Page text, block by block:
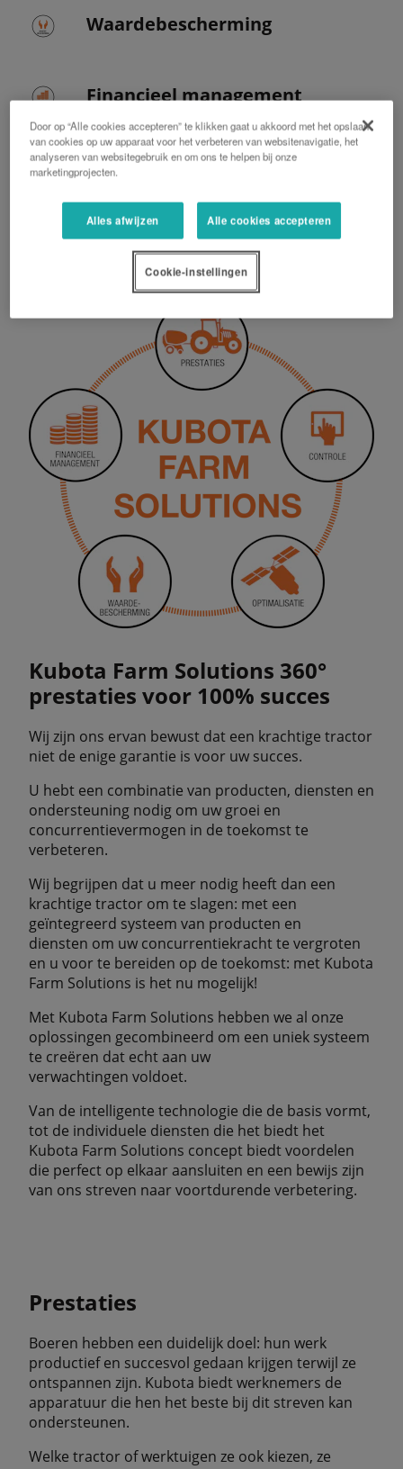
Waardebescherming
Financieel management
Prestaties
Kubota Farm Solutions 360°
prestaties voor 100% succes
Wij zijn ons ervan bewust dat een krachtige tractor
niet de enige garantie is voor uw succes.
U hebt een combinatie van producten, diensten en
ondersteuning nodig om uw groei en
concurrentievermogen in de toekomst te
verbeteren.
Wij begrijpen dat u meer nodig heeft dan een
krachtige tractor om te slagen: met een
geïntegreerd systeem van producten en
diensten om uw concurrentiekracht te vergroten
en u voor te bereiden op de toekomst: met Kubota
Farm Solutions is het nu mogelijk!
Met Kubota Farm Solutions hebben we al onze
oplossingen gecombineerd om een uniek systeem
te creëren dat echt aan uw
verwachtingen voldoet.
Van de intelligente technologie die de basis vormt,
tot de individuele diensten die het biedt het
Kubota Farm Solutions concept biedt voordelen
die perfect op elkaar aansluiten en een bewijs zijn
van ons streven naar voortdurende verbetering.
Prestaties
Boeren hebben een duidelijk doel: hun werk
productief en succesvol gedaan krijgen terwijl ze
ontspannen zijn. Kubota biedt werknemers de
apparatuur die hen het beste bij dit streven kan
ondersteunen.
Welke tractor of werktuigen ze ook kiezen, ze
Door op “Alle cookies accepteren” te klikken gaat u akkoord met het opslaan
van cookies op uw apparaat voor het verbeteren van websitenavigatie, het
analyseren van websitegebruik en om ons te helpen bij onze
marketingprojecten.
Alles afwijzen Alle cookies accepteren
Cookie-instellingen